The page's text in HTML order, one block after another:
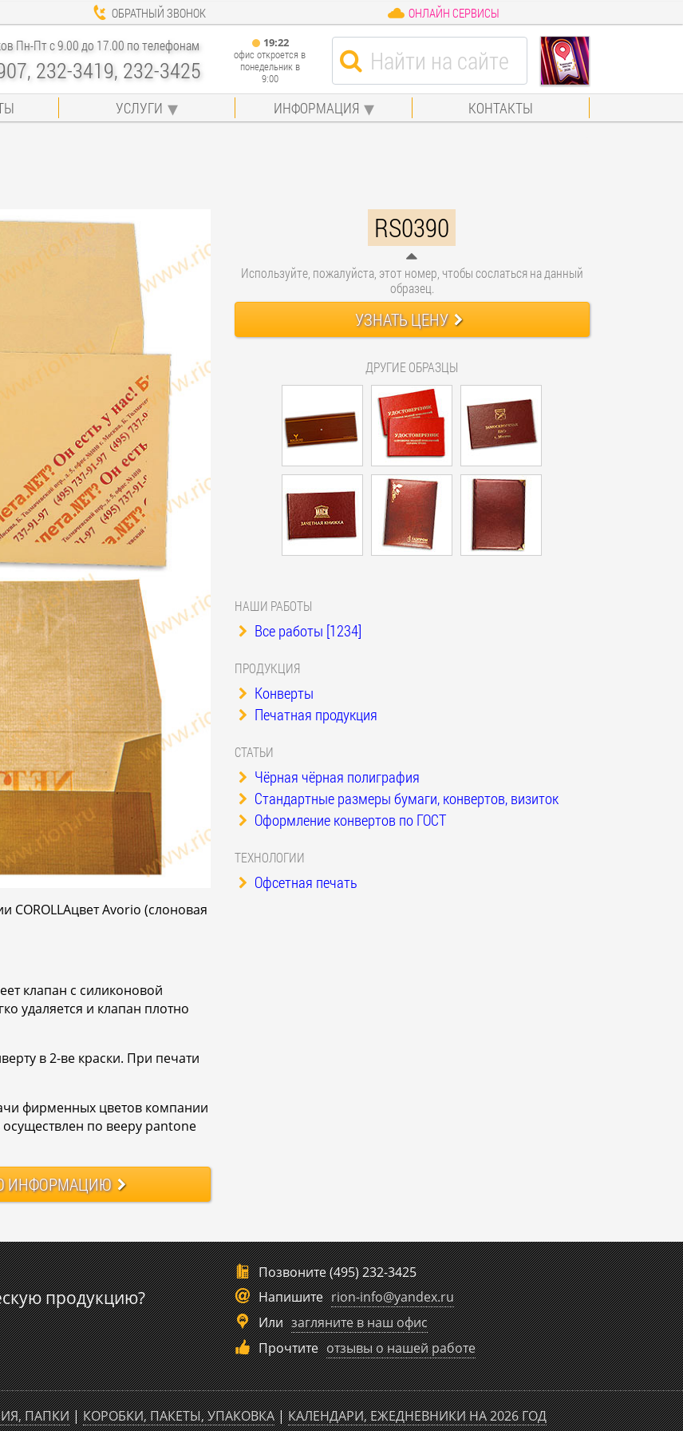
ОБРАТНЫЙ ЗВОНОК ОНЛАЙН СЕРВИСЫ
Пн-Пт с 9.00 до 17.00 по телефонам
232-3419, 232-3425
19:22
офис откроется в
понедельник в
9:00
УСЛУГИ ИНФОРМАЦИЯ КОНТАКТЫ
COROLLAцвет Avorio (слоновая
клапан с силиконовой
удаляется и клапан плотно
в 2-ве краски. При печати
фирменных цветов компании
по вееру pantone
ИНФОРМАЦИЮ
RS0390
Используйте, пожалуйста, этот номер, чтобы сослаться на данный
образец.
УЗНАТЬ ЦЕНУ
ДРУГИЕ ОБРАЗЦЫ
НАШИ РАБОТЫ
Все работы [1234]
ПРОДУКЦИЯ
Конверты
Печатная продукция
СТАТЬИ
Чёрная чёрная полиграфия
Стандартные размеры бумаги, конвертов, визиток
Оформление конвертов по ГОСТ
ТЕХНОЛОГИИ
Офсетная печать
продукцию?
Позвоните(495) 232-3425
Напишите rion-info@yandex.ru
Или загляните в наш офис
Прочтите отзывы о нашей работе
ПАПКИ|КОРОБКИ, ПАКЕТЫ, УПАКОВКА|КАЛЕНДАРИ, ЕЖЕДНЕВНИКИ НА 2026 ГОД